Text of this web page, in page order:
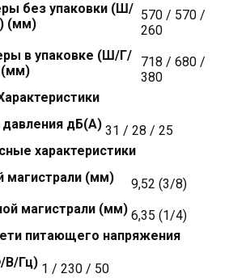
без упаковки (Ш/
(мм)
570 / 570 /
260
в упаковке (Ш/Г/
(мм)
718 / 680 /
380
давления дБ(А) 31 / 28 / 25
характеристики
магистрали (мм)
9,52 (3/8)
магистрали (мм) 6,35 (1/4)
питающего напряжения
В/Гц) 1 / 230 / 50